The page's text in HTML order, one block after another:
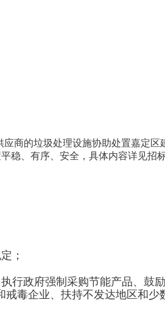
应商的垃圾处理设施协助处置嘉定区
稳、有序、安全，具体内容详见招标
；
行政府强制采购节能产品、鼓
毒企业、扶持不发达地区和少